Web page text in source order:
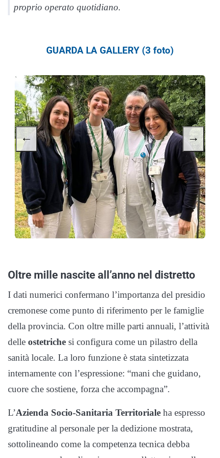
proprio operato quotidiano.
GUARDA LA GALLERY (3 foto)
← →
Oltre mille nascite all’anno nel distretto
I dati numerici confermano l’importanza del presidio
cremonese come punto di riferimento per le famiglie
della provincia. Con oltre mille parti annuali, l’attività
delle ostetriche si configura come un pilastro della
sanità locale. La loro funzione è stata sintetizzata
internamente con l’espressione: “mani che guidano,
cuore che sostiene, forza che accompagna”.
L’Azienda Socio-Sanitaria Territoriale ha espresso
gratitudine al personale per la dedizione mostrata,
sottolineando come la competenza tecnica debba